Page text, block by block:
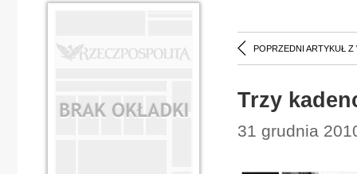
POPRZEDNI ARTYKUŁ Z
Trzy
31 grudnia